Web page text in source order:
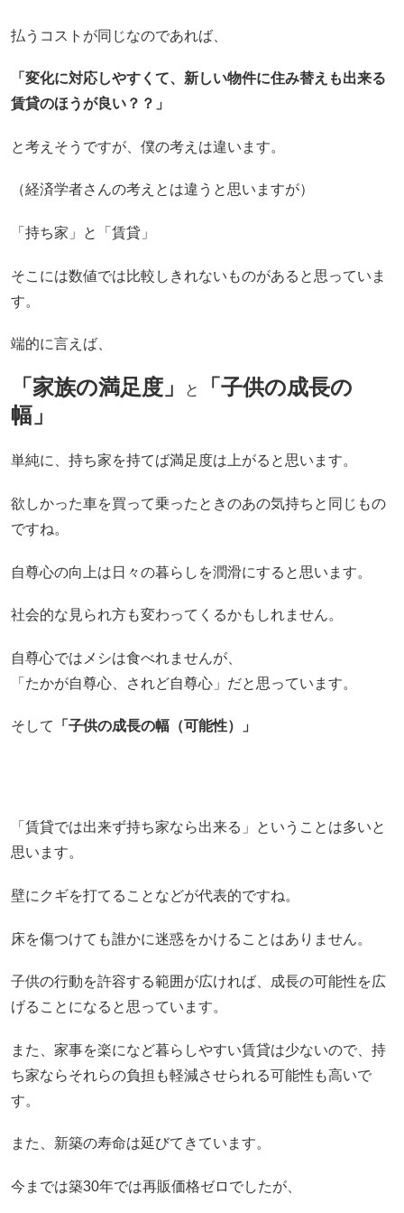
払うコストが同じなのであれば、
「変化に対応しやすくて、新しい物件に住み替えも出来る
賃貸のほうが良い？？」
と考えそうですが、僕の考えは違います。
（経済学者さんの考えとは違うと思いますが）
「持ち家」と「賃貸」
そこには数値では比較しきれないものがあると思っていま
す。
端的に言えば、
「家族の満足度」 と
「子供の成長の
幅」
単純に、持ち家を持てば満足度は上がると思います。
欲しかった車を買って乗ったときのあの気持ちと同じもの
ですね。
自尊心の向上は日々の暮らしを潤滑にすると思います。
社会的な見られ方も変わってくるかもしれません。
自尊心ではメシは食べれませんが、
「たかが自尊心、されど自尊心」だと思っています。
そして 「子供の成長の幅（可能性）」
「賃貸では出来ず持ち家なら出来る」ということは多いと
思います。
壁にクギを打てることなどが代表的ですね。
床を傷つけても誰かに迷惑をかけることはありません。
子供の行動を許容する範囲が広ければ、成長の可能性を広
げることになると思っています。
また、家事を楽になど暮らしやすい賃貸は少ないので、持
ち家ならそれらの負担も軽減させられる可能性も高いで
す。
また、新築の寿命は延びてきています。
今までは築30年では再販価格ゼロでしたが、